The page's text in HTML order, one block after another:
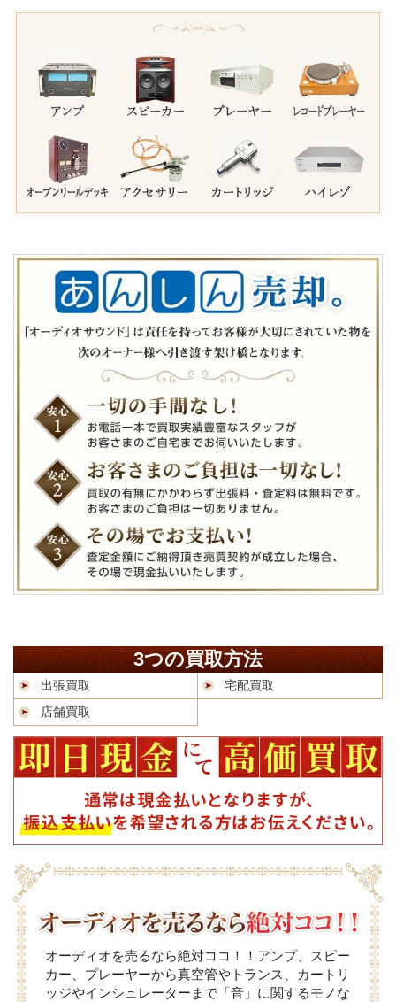
3つの買取方法
出張買取
宅配買取
店舗買取
オーディオを売るなら絶対ココ！！アンプ、スピー
カー、プレーヤーから真空管やトランス、カートリ
ッジやインシュレーターまで「音」に関するモノな